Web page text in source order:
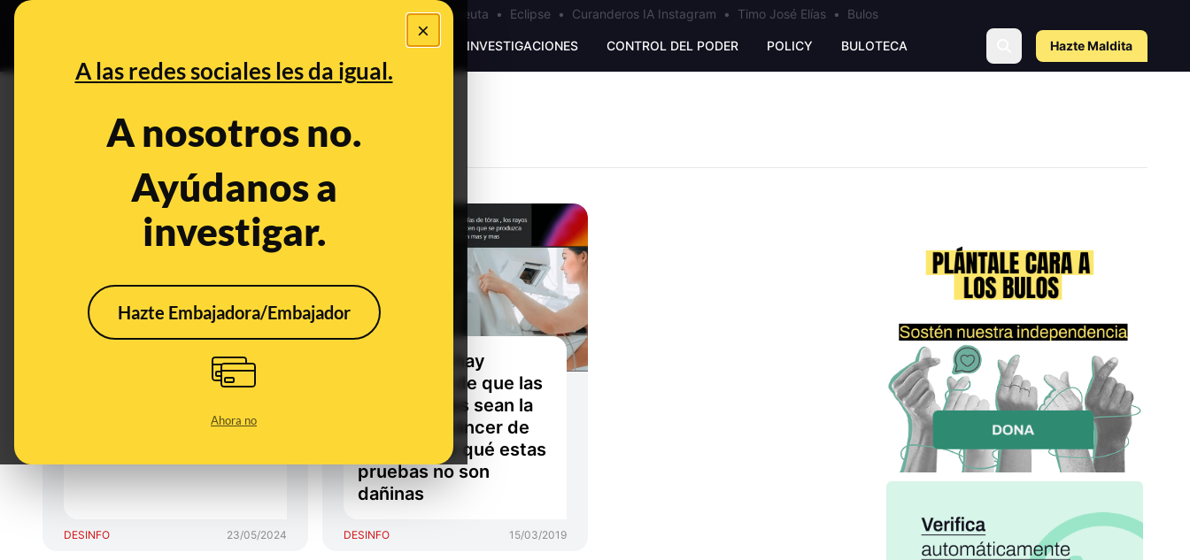
×
A las redes sociales les da igual.
A nosotros no.
Ayúdanos a
investigar.
Hazte Embajadora/Embajador
Ahora no
•Bulos Ceuta • Eclipse • Curanderos IA Instagram • Timo José Elías• Bulos
PREBUNKING INVESTIGACIONES CONTROL DEL PODER POLICY BULOTECA Hazte Maldita
Suiza no ha prohibido
las mamografías, a
DESINFO 23/05/2024
Por qué no hay
evidencias de que las
mamografías sean la
causa del cáncer de
mama y por qué estas
pruebas no son
dañinas
DESINFO 15/03/2019